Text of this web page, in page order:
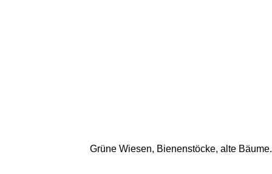
Grüne Wiesen, Bienenstöcke, alte